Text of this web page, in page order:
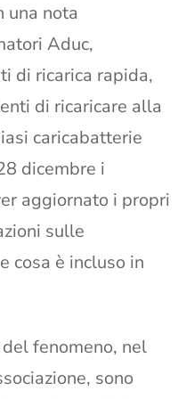
una nota
Aduc,
di ricarica rapida,
di ricaricare alla
caricabatterie
dicembre i
aggiornato i propri
sulle
cosa è incluso in
fenomeno, nel
sono